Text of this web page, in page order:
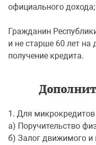
официального дохода;
Гражданин
и не старше 60 лет на
получение кредита.
1. Для
а) Поручительство
б) Залог движимого